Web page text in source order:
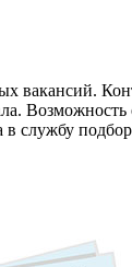
вакансий.
службу